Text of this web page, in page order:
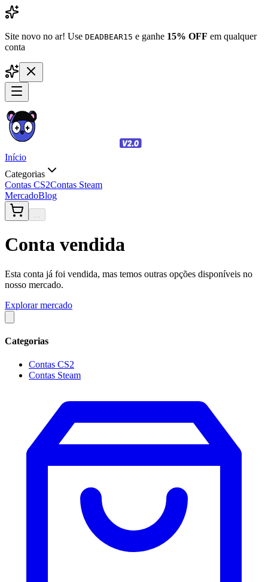
Site novo no ar! Use DEADBEAR15 e ganhe 15% OFF em qualquer
conta
Início
Categorias
Contas CS2Contas Steam
MercadoBlog
...
Conta vendida
Esta conta já foi vendida, mas temos outras opções disponíveis no
nosso mercado.
Explorar mercado
Categorias
Contas CS2
Contas Steam